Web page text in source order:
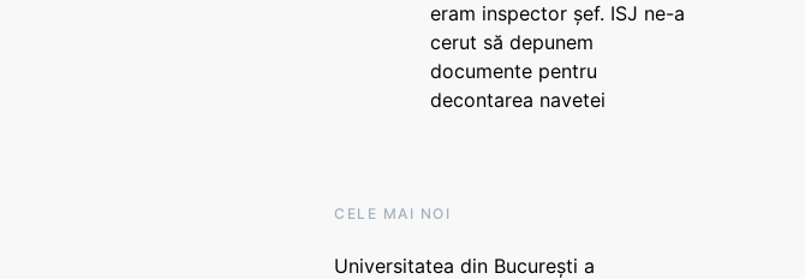
eram inspector șef. ISJ ne-a
cerut să depunem
documente pentru
decontarea navetei
CELE MAI NOI
Universitatea din București a